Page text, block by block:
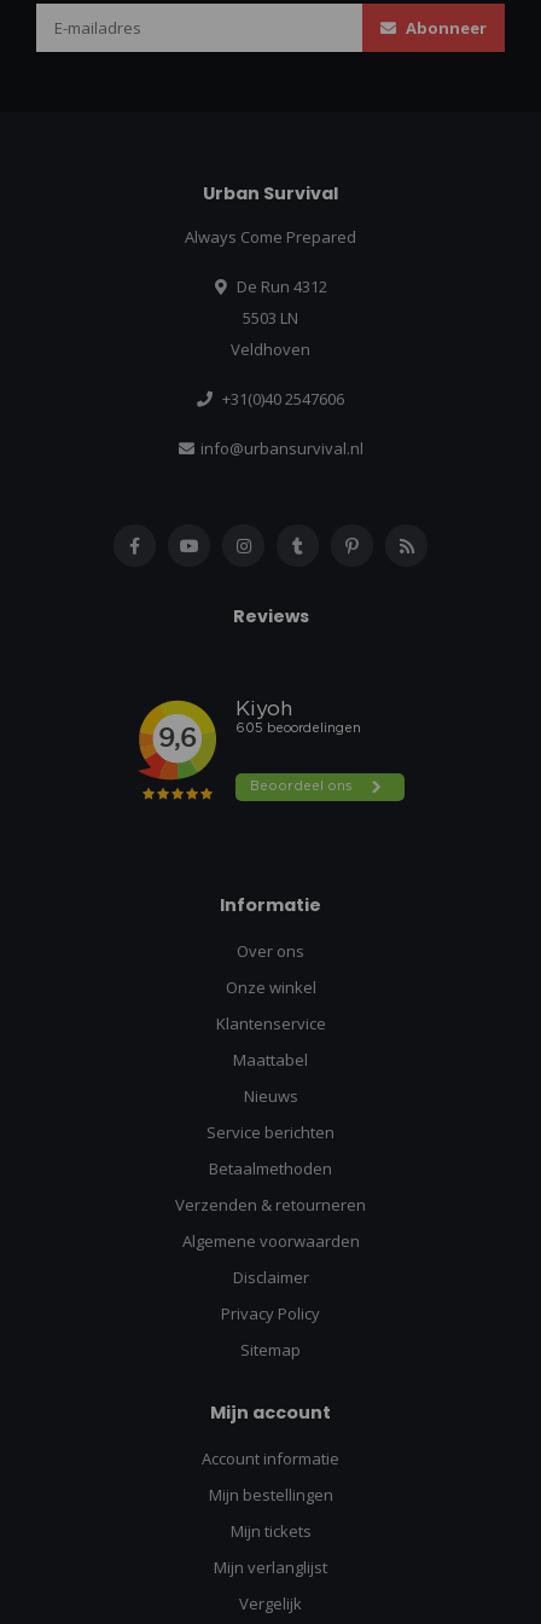
Abonneer
Urban Survival
Always Come Prepared
De Run 4312
5503 LN
Veldhoven
+31(0)40 2547606
info@urbansurvival.nl
Reviews
Informatie
Over ons
Onze winkel
Klantenservice
Maattabel
Nieuws
Service berichten
Betaalmethoden
Verzenden & retourneren
Algemene voorwaarden
Disclaimer
Privacy Policy
Sitemap
Mijn account
Account informatie
Mijn bestellingen
Mijn tickets
Mijn verlanglijst
Vergelijk